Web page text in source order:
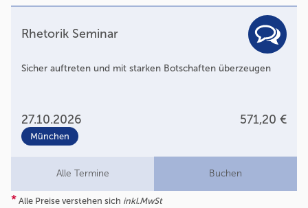
Rhetorik Seminar
Sicher auftreten und mit starken Botschaften überzeugen
27.10.2026 571,20 €
München
Alle Termine Buchen
* Alle Preise verstehen sich inkl.MwSt